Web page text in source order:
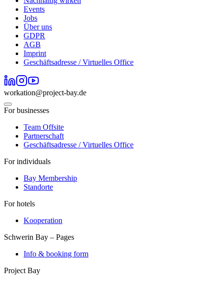
Events
Jobs
Über uns
GDPR
AGB
Imprint
Geschäftsadresse / Virtuelles Office
workation@project-bay.de
For businesses
Team Offsite
Partnerschaft
Geschäftsadresse / Virtuelles Office
For individuals
Bay Membership
Standorte
For hotels
Kooperation
Schwerin Bay – Pages
Info & booking form
Project Bay